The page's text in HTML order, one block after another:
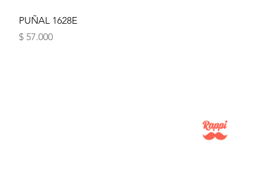
Vista rápida
PUÑAL 1628E
Precio
$ 57.000